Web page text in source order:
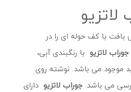
با کف حوله ای را در
جوراب لاتزیو با رنگبندی آبی،
موجود می باشد. نوشته روی
می باشد. جوراب لاتزیو دارای